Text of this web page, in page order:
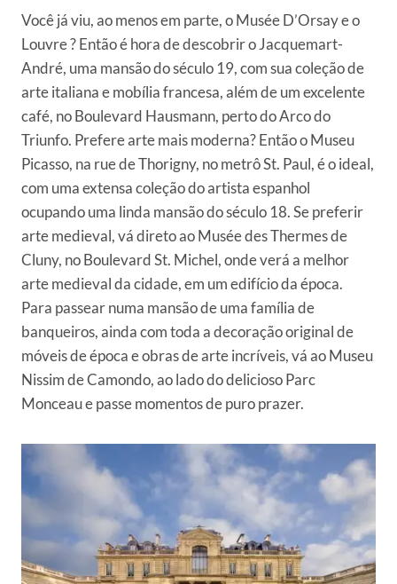
Você já viu, ao menos em parte, o Musée D’Orsay e o
Louvre ? Então é hora de descobrir o Jacquemart-
André, uma mansão do século 19, com sua coleção de
arte italiana e mobília francesa, além de um excelente
café, no Boulevard Hausmann, perto do Arco do
Triunfo. Prefere arte mais moderna? Então o Museu
Picasso, na rue de Thorigny, no metrô St. Paul, é o ideal,
com uma extensa coleção do artista espanhol
ocupando uma linda mansão do século 18. Se preferir
arte medieval, vá direto ao Musée des Thermes de
Cluny, no Boulevard St. Michel, onde verá a melhor
arte medieval da cidade, em um edifício da época.
Para passear numa mansão de uma família de
banqueiros, ainda com toda a decoração original de
móveis de época e obras de arte incríveis, vá ao Museu
Nissim de Camondo, ao lado do delicioso Parc
Monceau e passe momentos de puro prazer.